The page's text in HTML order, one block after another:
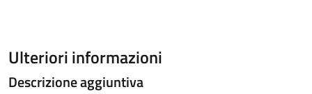
Ulteriori informazioni
Descrizione aggiuntiva